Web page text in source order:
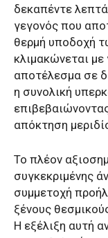
δεκαπέντε
γεγονός που
θερμή υποδοχή
κλιμακώνεται
αποτέλεσμα σε
η συνολική
απόκτηση
Το πλέον
συγκεκριμένης
συμμετοχή
ξένους
Η εξέλιξη αυτή